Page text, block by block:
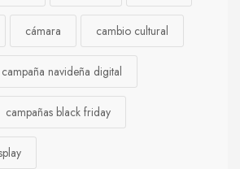
cámara cambio cultural
campaña navideña digital
campañas black friday